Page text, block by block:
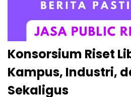
Konsorsium Riset
Kampus, Industri,
Sekaligus